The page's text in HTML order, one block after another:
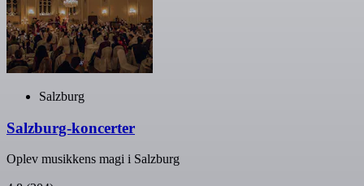
Salzburg
Salzburg-koncerter
Oplev musikkens magi i Salzburg